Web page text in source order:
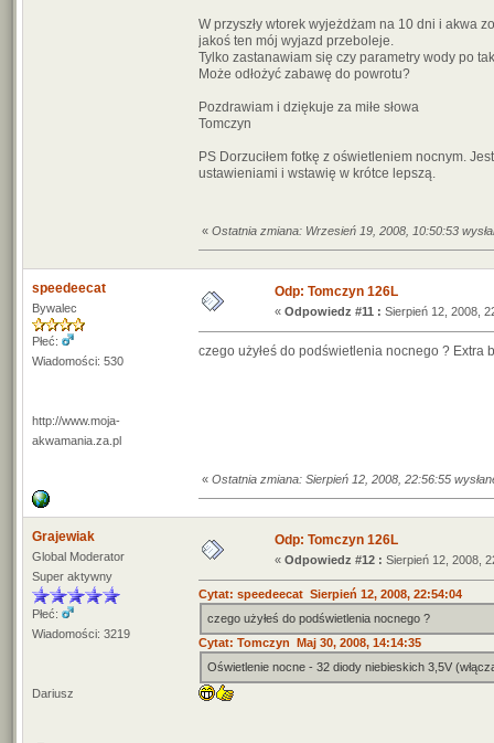
W przyszły wtorek wyjeżdżam na 10 dni i akwa
jakoś ten mój wyjazd przeboleje.
Tylko zastanawiam się czy parametry wody po
Może odłożyć zabawę do powrotu?
Pozdrawiam i dziękuje za miłe słowa
Tomczyn
PS Dorzuciłem fotkę z oświetleniem nocnym.
ustawieniami i wstawię w krótce lepszą.
« Ostatnia zmiana: Wrzesień 19, 2008, 10:50:53
speedeecat
Bywalec
Płeć:
Wiadomości: 530
http://www.moja-
akwamania.za.pl
Odp: Tomczyn 126L
« Odpowiedz #11 : Sierpień 12, 2008,
czego użyłeś do podświetlenia nocnego ? Extra
« Ostatnia zmiana: Sierpień 12, 2008, 22:56:55
Grajewiak
Global Moderator
Super aktywny
Płeć:
Wiadomości: 3219
Dariusz
Odp: Tomczyn 126L
« Odpowiedz #12 : Sierpień 12, 2008,
Cytat: speedeecat Sierpień 12, 2008, 22:54:04
czego użyłeś do podświetlenia nocnego ?
Cytat: Tomczyn Maj 30, 2008, 14:14:35
Oświetlenie nocne - 32 diody niebieskich 3,5V